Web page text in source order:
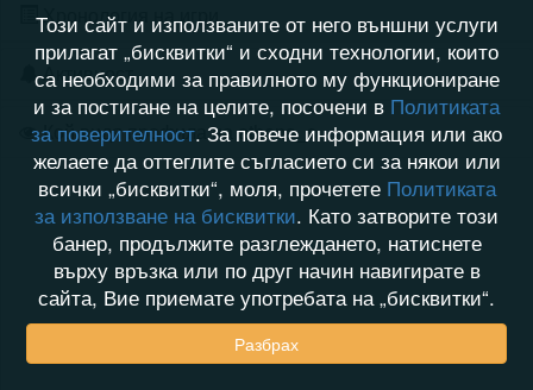
Хронология на игри
Активност
Кой видя профила на athena_s
Този сайт и използваните от него външни услуги
прилагат „бисквитки“ и сходни технологии, които
са необходими за правилното му функциониране
и за постигане на целите, посочени в Политиката
за поверителност. За повече информация или ако
желаете да оттеглите съгласието си за някои или
всички „бисквитки“, моля, прочетете Политиката
за използване на бисквитки. Като затворите този
банер, продължите разглеждането, натиснете
върху връзка или по друг начин навигирате в
сайта, Вие приемате употребата на „бисквитки“.
Разбрах